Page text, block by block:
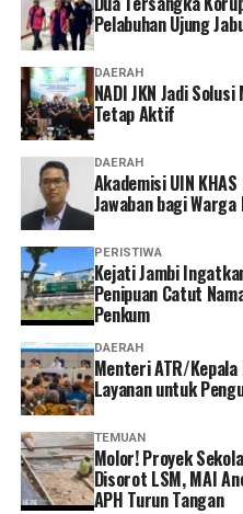
Program JKN.
“Menurut saya, layanan
memudahkan karena
diakses cukup melalui
depannya layanannya terus
mudah digunakan dan
diminimalkan. Dengan
administrasi dengan lebih
mengantre di kantor,”
Pelabuhan Ujung
DAERAH
NADI JKN Jadi
Tetap Aktif
DAERAH
Akademisi UIN
Jawaban bagi
PERISTIWA
‎Kejati Jambi
Penipuan Catut
Penkum
DAERAH
Menteri ATR/Kepala
Layanan untuk
TEMUAN
Molor! Proyek
Disorot LSM, MAI
APH Turun Tangan